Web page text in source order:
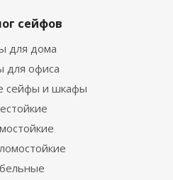
сейфов
для дома
для офиса
сейфы и шкафы